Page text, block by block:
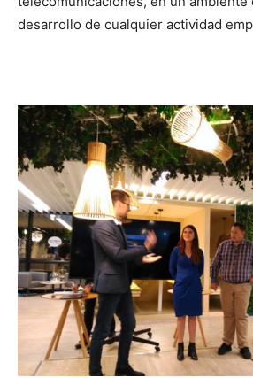
desarrollo de cualquier actividad